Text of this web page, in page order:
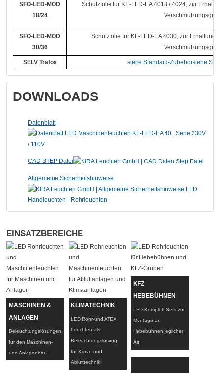
SFO-LED-MOD
18/24
Schutzfolie für KE-LED-EA 4018 / 4024, zur
SFO-LED-MOD
30/36
Schutzfolie für KE-LED-EA 4030, zur Erhaltung
SELV Trafos siehe Standard-Zubehörsiehe
DOWNLOADS
Datenblatt
CAD STEP Datei
Allgemeine Sicherheitshinweise
EINSATZBEREICHE
MASCHINEN &
ANLAGEN
Beleuchtungslösungen
für den Maschinen-
und Anlagenbau..
KLIMATECHNIK
LED Rohr-und ATEX
Leuchten als
Beleuchtungslösung
für Klima- und
Ablufttechnik.
KFZ
HEBEBÜHNEN
LED Komplett-Sets.zur
Montage an
Hebebühnen jeglicher
Art.